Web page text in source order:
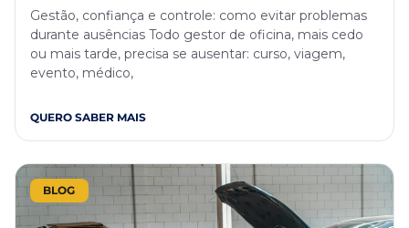
Gestão, confiança e controle: como evitar problemas
durante ausências Todo gestor de oficina, mais cedo
ou mais tarde, precisa se ausentar: curso, viagem,
evento, médico,
QUERO SABER MAIS
BLOG